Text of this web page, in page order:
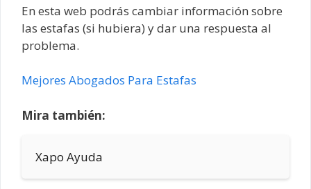
En esta web podrás cambiar información sobre
las estafas (si hubiera) y dar una respuesta al
problema.
Mejores Abogados Para Estafas
Mira también:
Xapo Ayuda